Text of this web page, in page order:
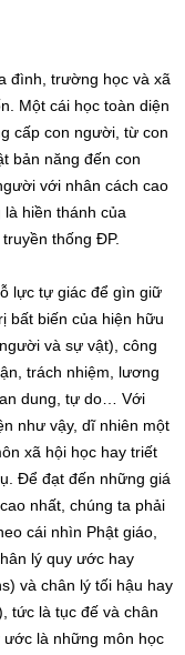
đình, trường học và xã
Một cái học toàn diện
cấp con người, từ con
bản năng đến con
với nhân cách cao
hiền thánh của
thống ĐP.
lực tự giác để gìn giữ
bất biến của hiện hữu
và sự vật), công
trách nhiệm, lương
dung, tự do… Với
như vậy, dĩ nhiên một
xã hội học hay triết
Để đạt đến những giá
nhất, chúng ta phải
cái nhìn Phật giáo,
lý quy ước hay
và chân lý tối hậu hay
tức là tục đế và chân
là những môn học